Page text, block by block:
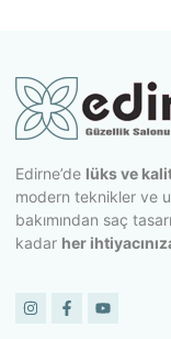
Edirne’de lüks ve
modern teknikler ve
bakımından saç
kadar her